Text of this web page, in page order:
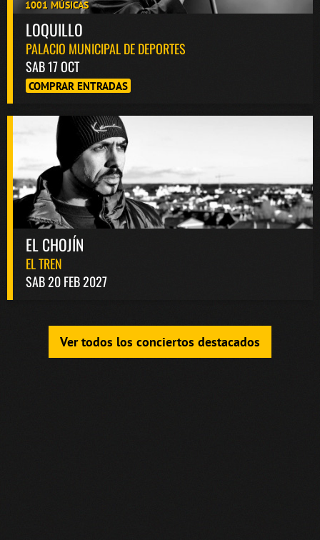
1001 MÚSICAS
LOQUILLO
PALACIO MUNICIPAL DE DEPORTES
SAB 17 OCT
COMPRAR ENTRADAS
EL CHOJÍN
EL TREN
SAB 20 FEB 2027
Ver todos los conciertos destacados